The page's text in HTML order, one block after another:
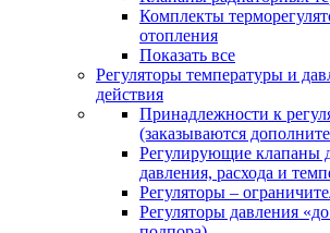
Комплекты
отопления
Показать все
Регуляторы температуры и
действия
Принадлежности к
(заказываются
Регулирующие клапаны
давления, расхода и
Регуляторы –
Регуляторы давления